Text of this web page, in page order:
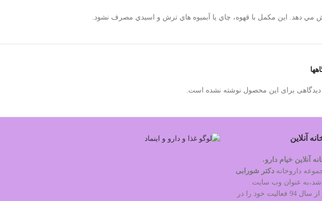
مي دهد. اين مكمل با قهوه، چاي يا آبميوه هاي ترش و اسيدي مصرف نشود.
دیدگاهی برای این محصول نوشته نشده است.
آنلاین
آنلاین خیام دارو،
داروخانه دکتر شورابی
عنوان وب سایت
معتبر از سال 94 فعالیت خود را در